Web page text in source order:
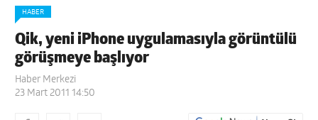
HABER
Qik, yeni iPhone uygulamasıyla görüntülü
görüşmeye başlıyor
Haber Merkezi
23 Mart 2011 14:50